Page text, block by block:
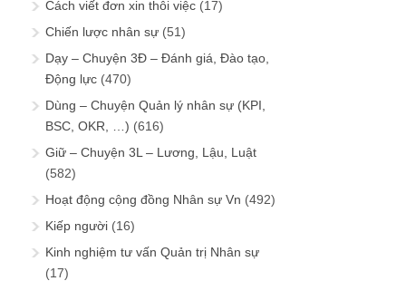
Cách viết đơn xin thôi việc (17)
Chiến lược nhân sự (51)
Dạy – Chuyện 3Đ – Đánh giá, Đào tạo,
Động lực (470)
Dùng – Chuyện Quản lý nhân sự (KPI,
BSC, OKR, …) (616)
Giữ – Chuyện 3L – Lương, Lậu, Luật
(582)
Hoạt động cộng đồng Nhân sự Vn (492)
Kiếp người (16)
Kinh nghiệm tư vấn Quản trị Nhân sự
(17)